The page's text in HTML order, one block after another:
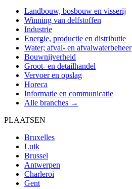
Landbouw, bosbouw en visserij
Winning van delfstoffen
Industrie
Energie, productie en distributie
Water; afval- en afvalwaterbeheer
Bouwnijverheid
Groot- en detailhandel
Vervoer en opslag
Horeca
Informatie en communicatie
Alle branches →
PLAATSEN
Bruxelles
Luik
Brussel
Antwerpen
Charleroi
Gent